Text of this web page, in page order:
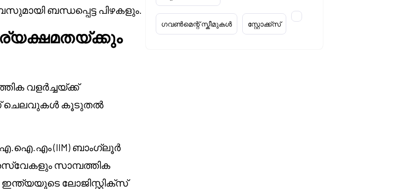
ബന്ധപ്പെട്ട പിഴകളും.
വളർച്ചയ്ക്ക്
ചെലവുകൾ കൂടുതൽ
(IIM) ബാംഗ്ലൂർ
സാമ്പത്തിക
ലോജിസ്റ്റിക്സ്
ഗവൺമെന്റ് സ്കീമുകൾ സ്റ്റോക്ക്‌സ്